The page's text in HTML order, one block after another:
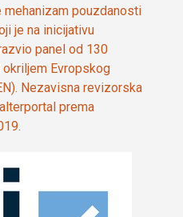
mehanizam pouzdanosti
je na inicijativu
panel od 130
Evropskog
Nezavisna revizorska
prema